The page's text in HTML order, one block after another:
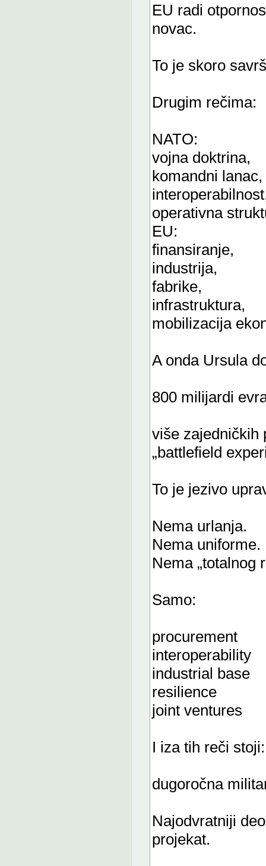
EU radi
novac.
To je skoro
Drugim rečima:
NATO:
vojna doktrina,
komandni lanac,
operativna
EU:
finansiranje,
industrija,
fabrike,
infrastruktura,
mobilizacija
A onda Ursula
800 milijardi
više zajedničkih
„battlefield
To je jezivo
Nema urlanja.
Nema uniforme.
Nema „totalnog
Samo:
procurement
interoperability
industrial base
resilience
joint ventures
I iza tih reči stoji:
dugoročna
Najodvratniji
projekat.